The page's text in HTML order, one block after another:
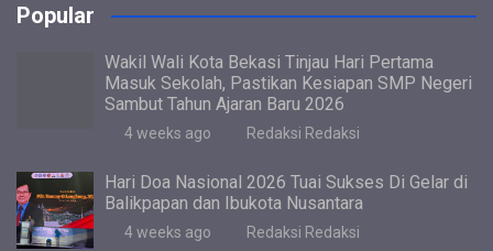
Popular
Wakil Wali Kota Bekasi Tinjau Hari Pertama
Masuk Sekolah, Pastikan Kesiapan SMP Negeri
Sambut Tahun Ajaran Baru 2026
4 weeks ago Redaksi Redaksi
Hari Doa Nasional 2026 Tuai Sukses Di Gelar di
Balikpapan dan Ibukota Nusantara
4 weeks ago Redaksi Redaksi